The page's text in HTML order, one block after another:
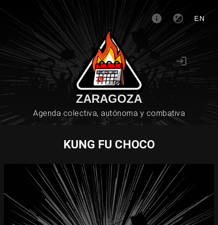
EN
ZARAGOZA
Agenda colectiva, autónoma y combativa
KUNG FU CHOCO